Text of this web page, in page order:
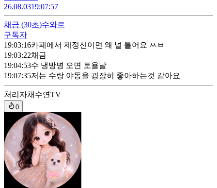
26.08.0319:07:57
채금 (30초)수와르
구독자
19:03:16카페에서 제정신이면 왜 널 틀어요 ㅆㅂ
19:03:22채금
19:04:53수 냉방병 오면 토욜날
19:07:35저는 수랑 야동을 굉장히 좋아하는것 같아요
처리자채수연TV
0